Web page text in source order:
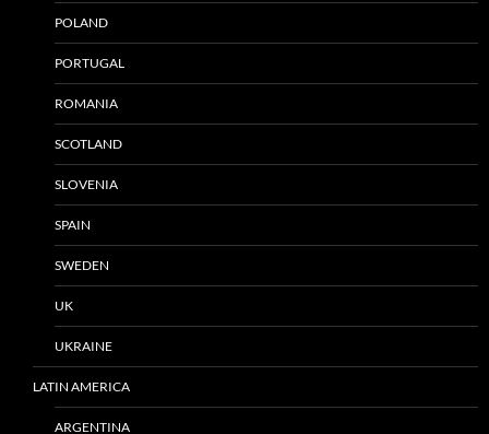
POLAND
PORTUGAL
ROMANIA
SCOTLAND
SLOVENIA
SPAIN
SWEDEN
UK
UKRAINE
LATIN AMERICA
ARGENTINA